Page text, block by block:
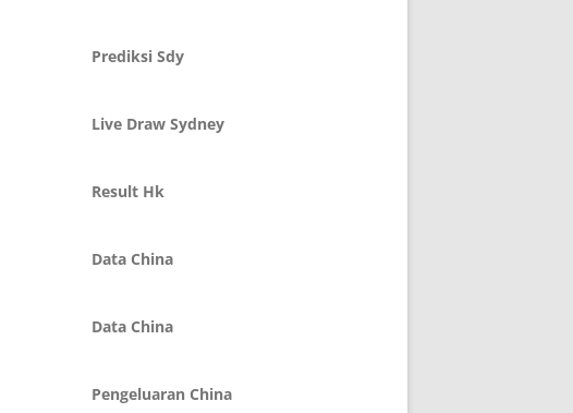
Prediksi Sdy
Live Draw Sydney
Result Hk
Data China
Data China
Pengeluaran China